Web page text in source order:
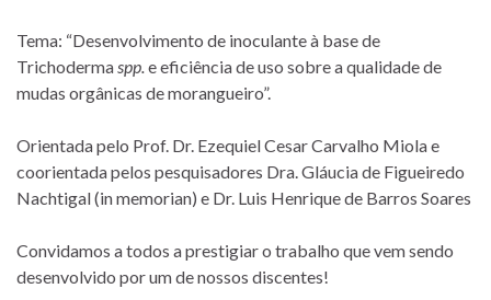
Tema: “Desenvolvimento de inoculante à base de
Trichoderma spp. e eficiência de uso sobre a qualidade de
mudas orgânicas de morangueiro”.
Orientada pelo Prof. Dr. Ezequiel Cesar Carvalho Miola e
coorientada pelos pesquisadores Dra. Gláucia de Figueiredo
Nachtigal (in memorian) e Dr. Luis Henrique de Barros Soares
Convidamos a todos a prestigiar o trabalho que vem sendo
desenvolvido por um de nossos discentes!